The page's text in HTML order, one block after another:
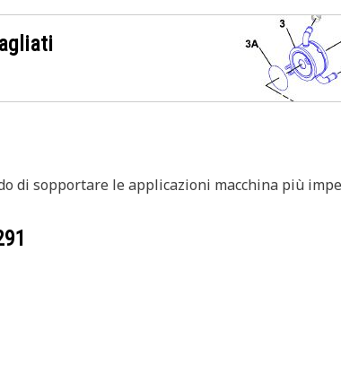
di sopportare le applicazioni macchina più